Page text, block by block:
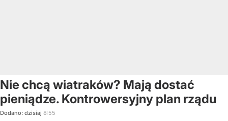
Nie chcą wiatraków? Mają dostać
pieniądze. Kontrowersyjny plan rządu
Dodano: dzisiaj 8:55